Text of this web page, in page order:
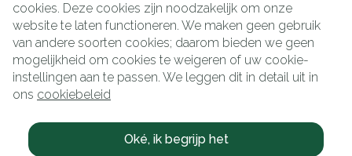
cookies. Deze cookies zijn noodzakelijk om onze
website te laten functioneren. We maken geen gebruik
van andere soorten cookies; daarom bieden we geen
mogelijkheid om cookies te weigeren of uw cookie-
instellingen aan te passen. We leggen dit in detail uit in
ons cookiebeleid
Oké, ik begrijp het
Juridische links